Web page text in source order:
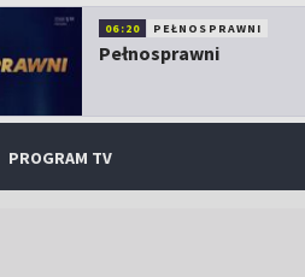
06:20 PEŁNOSPRAWNI
Pełnosprawni
PROGRAM TV